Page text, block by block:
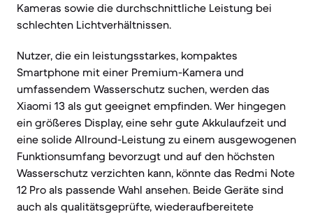
Kameras sowie die durchschnittliche Leistung bei
schlechten Lichtverhältnissen.
Nutzer, die ein leistungsstarkes, kompaktes
Smartphone mit einer Premium-Kamera und
umfassendem Wasserschutz suchen, werden das
Xiaomi 13 als gut geeignet empfinden. Wer hingegen
ein größeres Display, eine sehr gute Akkulaufzeit und
eine solide Allround-Leistung zu einem ausgewogenen
Funktionsumfang bevorzugt und auf den höchsten
Wasserschutz verzichten kann, könnte das Redmi Note
12 Pro als passende Wahl ansehen. Beide Geräte sind
auch als qualitätsgeprüfte, wiederaufbereitete